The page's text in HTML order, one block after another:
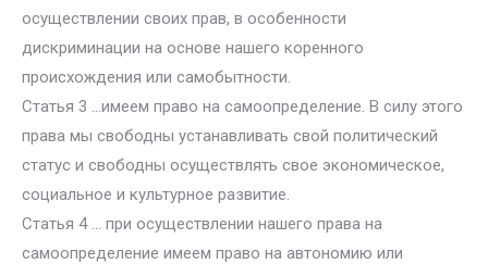
осуществлении своих прав, в особенности
дискриминации на основе нашего коренного
происхождения или самобытности.
Статья 3 …имеем право на самоопределение. В силу этого
права мы свободны устанавливать свой политический
статус и свободны осуществлять свое экономическое,
социальное и культурное развитие.
Статья 4 … при осуществлении нашего права на
самоопределение имеем право на автономию или